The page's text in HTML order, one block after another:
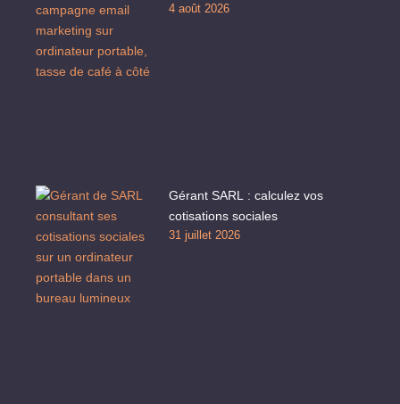
4 août 2026
Gérant SARL : calculez vos
cotisations sociales
31 juillet 2026